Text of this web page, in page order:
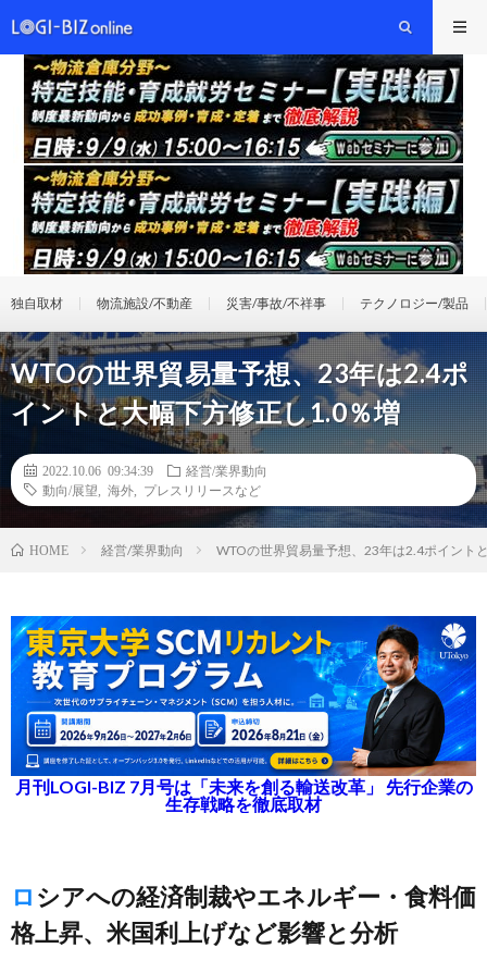
独自取材 物流施設/不動産 災害/事故/不祥事 テクノロジー/製品
WTOの世界貿易量予想、23年は2.4ポ
イントと大幅下方修正し1.0％増
2022.10.06 09:34:39
経営/業界動向
動向/展望
海外 プレスリリースなど
HOME 経営/業界動向 WTOの世界貿易量予想、23年は2.4ポイント
月刊LOGI-BIZ 7月号は「未来を創る輸送改革」 先行企業の
生存戦略を徹底取材
ロシアへの経済制裁やエネルギー・食料価
格上昇、米国利上げなど影響と分析